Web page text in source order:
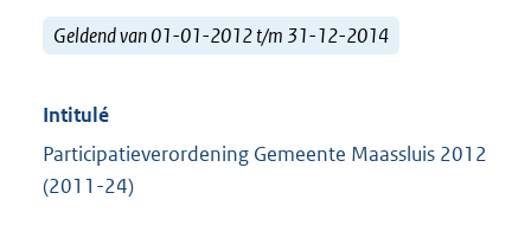
Geldend van 01-01-2012 t/m 31-12-2014
Intitulé
Participatieverordening Gemeente Maassluis 2012
(2011-24)